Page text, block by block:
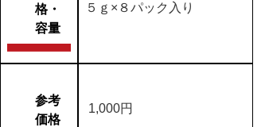
格・
容量
５ｇ×８パック入り
参考
価格
1,000円